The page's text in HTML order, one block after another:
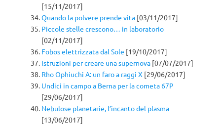
[15/11/2017]
Quando la polvere prende vita [03/11/2017]
Piccole stelle crescono… in laboratorio
[02/11/2017]
Fobos elettrizzata dal Sole [19/10/2017]
Istruzioni per creare una supernova [07/07/2017]
Rho Ophiuchi A: un faro a raggi X [29/06/2017]
Undici in campo a Berna per la cometa 67P
[29/06/2017]
Nebulose planetarie, l’incanto del plasma
[13/06/2017]